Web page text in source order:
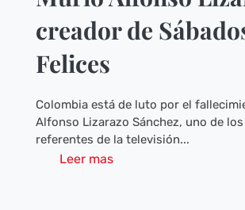
creador de
Felices
Colombia está de luto por el
Alfonso Lizarazo Sánchez, uno de
referentes de la televisión...
Leer mas